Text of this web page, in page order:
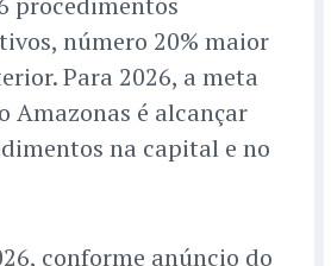
número 20% maior
Para 2026, a meta
Amazonas é alcançar
na capital e no
conforme anúncio do